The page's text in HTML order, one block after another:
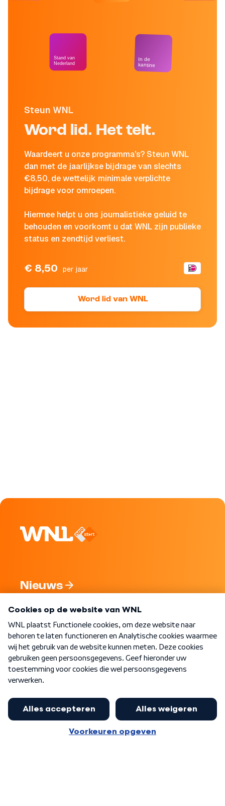
Steun WNL
Word lid. Het telt.
Waardeert u onze programma's? Steun WNL
dan met de jaarlijkse bijdrage van slechts
€8,50, de wettelijk minimale verplichte
bijdrage voor omroepen.
Hiermee helpt u ons journalistieke geluid te
behouden en voorkomt u dat WNL zijn publieke
status en zendtijd verliest.
€ 8,50 per jaar
Word lid van WNL
Stand van
Nederland
In de
kantine
Nieuws
Nieuwsbrief
Word Lid